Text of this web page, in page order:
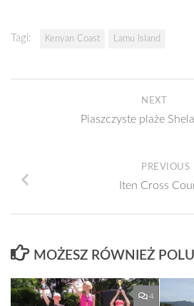
Tagi: Kenyan Coast Lamu Island
NEXT
Piaszczyste plaże
PREVIOUS
Iten Cross
MOŻESZ RÓWNIEŻ
4